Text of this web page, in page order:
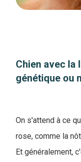
Chien avec la
génétique ou
On s'attend à ce
rose, comme la
Et généralement,